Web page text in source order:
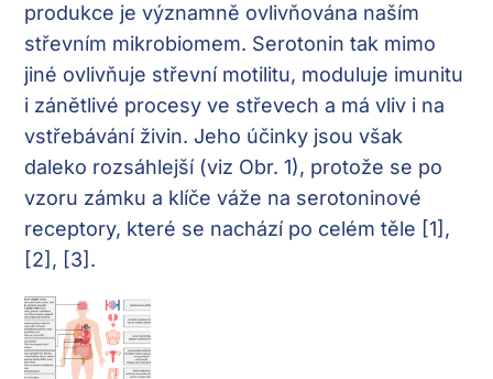
produkce je významně ovlivňována naším
střevním mikrobiomem. Serotonin tak mimo
jiné ovlivňuje střevní motilitu, moduluje imunitu
i zánětlivé procesy ve střevech a má vliv i na
vstřebávání živin. Jeho účinky jsou však
daleko rozsáhlejší (viz Obr. 1), protože se po
vzoru zámku a klíče váže na serotoninové
receptory, které se nachází po celém těle [1],
[2], [3].